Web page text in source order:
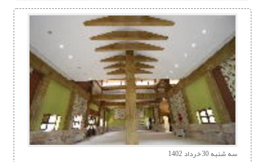
سه شنبه 30 خرداد 1402